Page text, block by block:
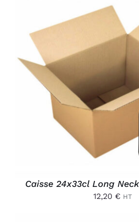
AJOUTER AU
DÉTAILS
Caisse 24x33cl Long
12,20 € HT